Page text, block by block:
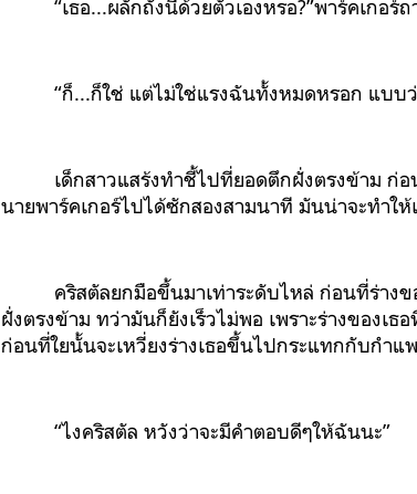
“เธอ...ผลักถังนี่ด้วยตัวเองหรอ?”พาร์คเกอร์ถ
“ก็...ก็ใช่ แต่ไม่ใช่แรงฉันทั้งหมดหรอก แบบ
เด็กสาวแสร้งทำชี้ไปที่ยอดตึกฝั่งตรงข้าม ก่
นายพาร์คเกอร์ไปได้ซักสองสามนาที มันน่าจะทำใ
คริสตัลยกมือขึ้นมาเท่าระดับไหล่ ก่อนที่ร่างข
ฝั่งตรงข้าม ทว่ามันก็ยังเร็วไม่พอ เพราะร่างของเ
ก่อนที่ใยนั้นจะเหวี่ยงร่างเธอขึ้นไปกระแทกกับกำแ
“ไงคริสตัล หวังว่าจะมีคำตอบดีๆให้ฉันนะ”